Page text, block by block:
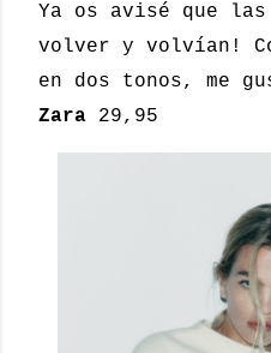
Ya os avisé que las
volver y volvían!
en dos tonos, me
Zara 29,95